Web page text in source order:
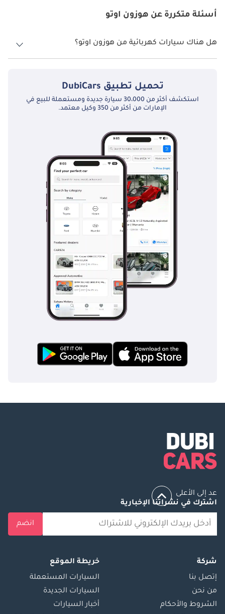
خصائص فريدة
هوزون اوتو
هوزون اوتو
أكثر خضرة ، لا بد أن تكتسب سيارات
أكبر بين سائقي السيارات المهتمين بالبيئة.
أسئلة متكررة عن هوزون اوتو
هل هناك سيارات كهربائية من هوزون اوتو؟
لا، هوزون اوتو لا تقدم أي سيارات كهربائية في الإمارات العربية المتحدة.
تحميل تطبيق DubiCars
استكشف أكثر من 30،000 سيارة جديدة ومستعملة للبيع في
الإمارات من أكثر من 350 وكيل معتمد.
عد إلى الأعلى
اشترك في نشراتنا الإخبارية
انضم
شركة
إتصل بنا
من نحن
الشروط والأحكام
خريطة الموقع
السيارات المستعملة
السيارات الجديدة
أخبار السيارات